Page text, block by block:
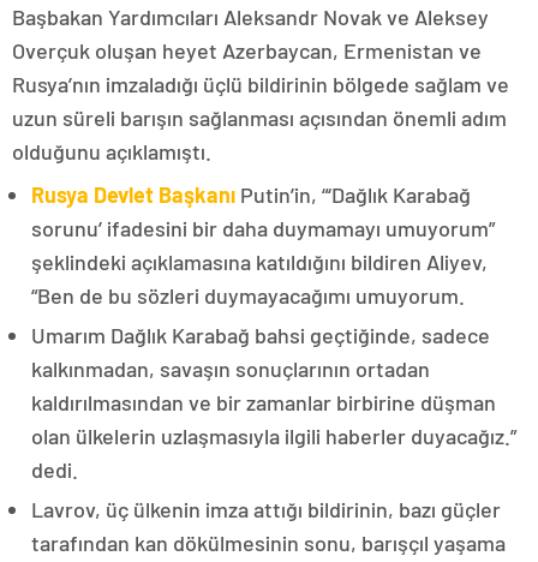
Başbakan Yardımcıları Aleksandr Novak ve Aleksey
Overçuk oluşan heyet Azerbaycan, Ermenistan ve
Rusya’nın imzaladığı üçlü bildirinin bölgede sağlam ve
uzun süreli barışın sağlanması açısından önemli adım
olduğunu açıklamıştı.
Rusya Devlet Başkanı Putin’in, “‘Dağlık Karabağ
sorunu’ ifadesini bir daha duymamayı umuyorum”
şeklindeki açıklamasına katıldığını bildiren Aliyev,
“Ben de bu sözleri duymayacağımı umuyorum.
Umarım Dağlık Karabağ bahsi geçtiğinde, sadece
kalkınmadan, savaşın sonuçlarının ortadan
kaldırılmasından ve bir zamanlar birbirine düşman
olan ülkelerin uzlaşmasıyla ilgili haberler duyacağız.”
dedi.
Lavrov, üç ülkenin imza attığı bildirinin, bazı güçler
tarafından kan dökülmesinin sonu, barışçıl yaşama